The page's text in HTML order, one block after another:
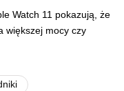
Watch 11 pokazują, że
większej mocy czy